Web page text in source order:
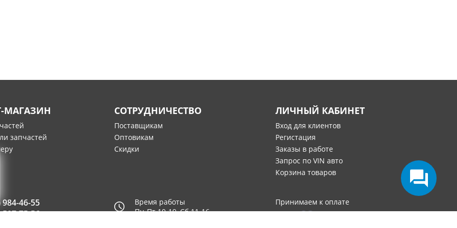
МАГАЗИН
запчастей
СОТРУДНИЧЕСТВО
Поставщикам
Оптовикам
Скидки
ЛИЧНЫЙ КАБИНЕТ
Вход для клиентов
Регистация
Заказы в работе
Запрос по VIN авто
Корзина товаров
984-46-55
507-75-56
Время работы
Пн-Пт 10-19, Сб 11-16
Принимаем к оплате